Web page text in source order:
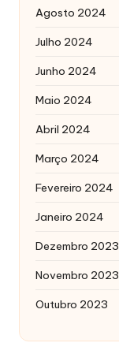
Agosto 2024
Julho 2024
Junho 2024
Maio 2024
Abril 2024
Março 2024
Fevereiro 2024
Janeiro 2024
Dezembro 2023
Novembro 2023
Outubro 2023